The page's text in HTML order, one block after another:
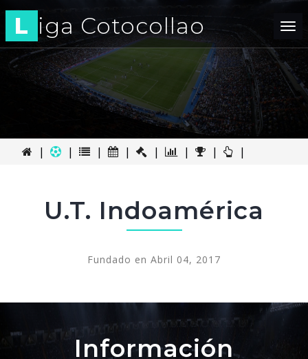
L iga Cotocollao
| | | | | | | |
U.T. Indoamérica
Fundado en Abril 04, 2017
Información